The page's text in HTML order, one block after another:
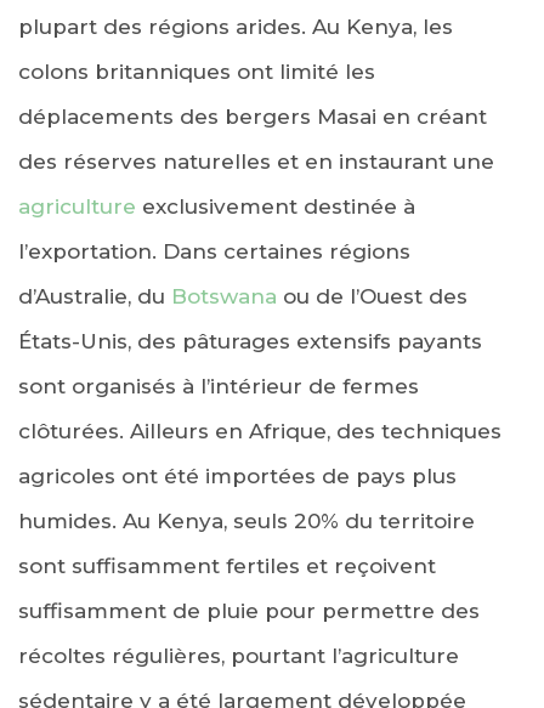
plupart des régions arides. Au Kenya, les
colons britanniques ont limité les
déplacements des bergers Masai en créant
des réserves naturelles et en instaurant une
agriculture exclusivement destinée à
l’exportation. Dans certaines régions
d’Australie, du Botswana ou de l’Ouest des
États-Unis, des pâturages extensifs payants
sont organisés à l’intérieur de fermes
clôturées. Ailleurs en Afrique, des techniques
agricoles ont été importées de pays plus
humides. Au Kenya, seuls 20% du territoire
sont suffisamment fertiles et reçoivent
suffisamment de pluie pour permettre des
récoltes régulières, pourtant l’agriculture
sédentaire y a été largement développée